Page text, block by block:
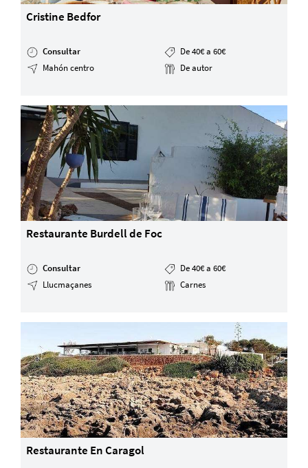
Cristine Bedfor
Consultar
De 40€ a 60€
Mahón centro
De autor
Restaurante Burdell de Foc
Consultar
De 40€ a 60€
Llucmaçanes
Carnes
Restaurante En Caragol